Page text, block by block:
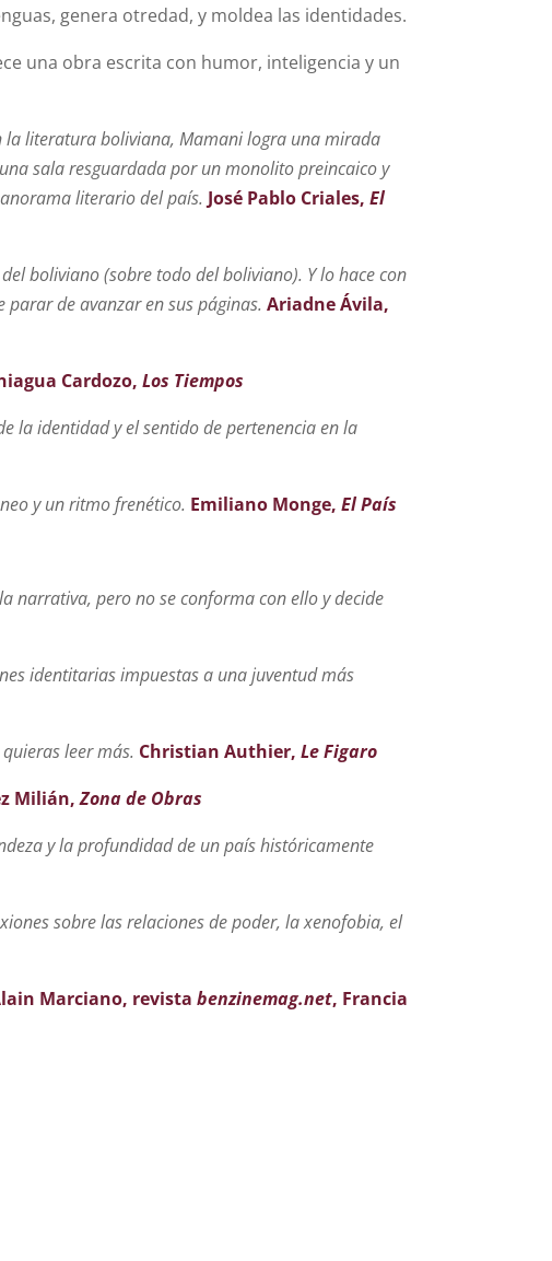
genera otredad, y moldea las identidades.
una obra escrita con humor, inteligencia y un
la literatura boliviana, Mamani logra una mirada
sala resguardada por un monolito preincaico y
literario del país. José Pablo Criales, El
boliviano (sobre todo del boliviano). Y lo hace con
de avanzar en sus páginas. Ariadne Ávila,
Cardozo, Los Tiempos
la identidad y el sentido de pertenencia en la
y un ritmo frenético. Emiliano Monge, El País
narrativa, pero no se conforma con ello y decide
identitarias impuestas a una juventud más
leer más. Christian Authier, Le Figaro
Milián,Zona de Obras
y la profundidad de un país históricamente
sobre las relaciones de poder, la xenofobia, el
Marciano, revista benzinemag.net, Francia